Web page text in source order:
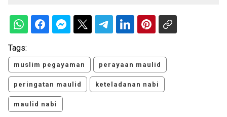
Tags:
muslim pegayaman perayaan maulid
peringatan maulid keteladanan nabi
maulid nabi